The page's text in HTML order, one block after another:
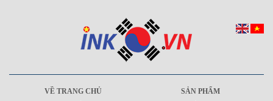
VỀ TRANG CHỦ
SẢN PHẨM